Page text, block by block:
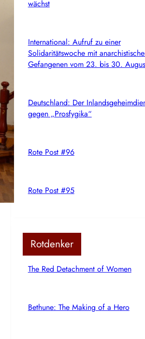
wächst
International: Aufruf zu einer
Solidaritätswoche mit
Gefangenen vom 23. bis 30.
Deutschland: Der
gegen „Prosfygika“
Rote Post #96
Rote Post #95
Rotdenker
The Red Detachment of Women
Bethune: The Making of a Hero